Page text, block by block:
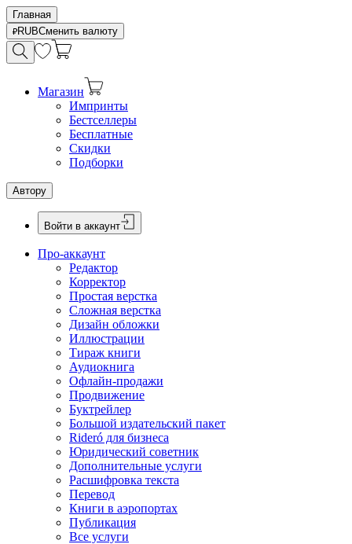
Главная
RUBСменить валюту
Магазин
Импринты
Бестселлеры
Бесплатные
Скидки
Подборки
Автору
Войти в аккаунт
Про-аккаунт
Редактор
Корректор
Простая верстка
Сложная верстка
Дизайн обложки
Иллюстрации
Тираж книги
Аудиокнига
Офлайн-продажи
Продвижение
Буктрейлер
Большой издательский пакет
Rideró для бизнеса
Юридический советник
Дополнительные услуги
Расшифровка текста
Перевод
Книги в аэропортах
Публикация
Все услуги